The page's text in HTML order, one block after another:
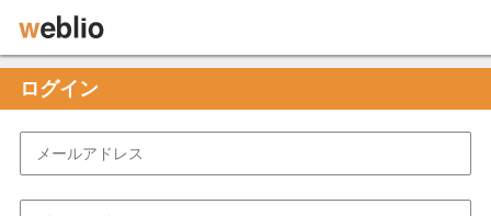
ログイン